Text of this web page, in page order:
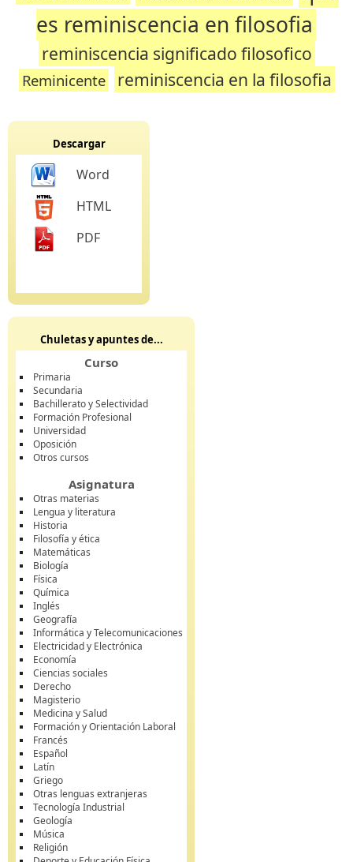
es reminiscencia en filosofia
reminiscencia significado filosofico
Reminicente reminiscencia en la filosofia
Descargar
Word
HTML
PDF
Chuletas y apuntes de...
Curso
Primaria
Secundaria
Bachillerato y Selectividad
Formación Profesional
Universidad
Oposición
Otros cursos
Asignatura
Otras materias
Lengua y literatura
Historia
Filosofía y ética
Matemáticas
Biología
Física
Química
Inglés
Geografía
Informática y Telecomunicaciones
Electricidad y Electrónica
Economía
Ciencias sociales
Derecho
Magisterio
Medicina y Salud
Formación y Orientación Laboral
Francés
Español
Latín
Griego
Otras lenguas extranjeras
Tecnología Industrial
Geología
Música
Religión